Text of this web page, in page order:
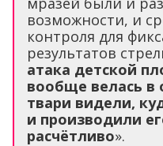
возможности, и
контроля для
результатов
атака детской
вообще велась в
твари видели,
и производили
расчётливо».